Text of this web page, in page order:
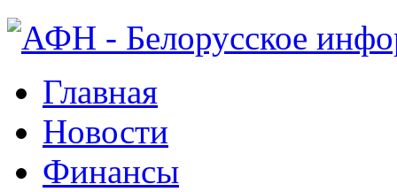
Главная
Новости
Финансы